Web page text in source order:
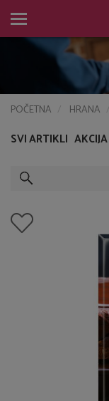
POČETNA HRANA
SVI ARTIKLI AKCIJA